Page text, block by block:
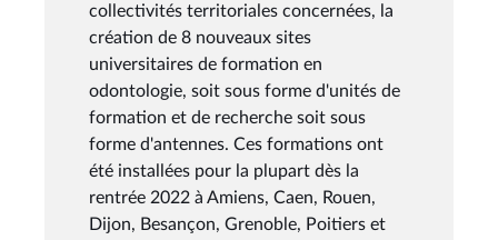
collectivités territoriales concernées, la
création de 8 nouveaux sites
universitaires de formation en
odontologie, soit sous forme d'unités de
formation et de recherche soit sous
forme d'antennes. Ces formations ont
été installées pour la plupart dès la
rentrée 2022 à Amiens, Caen, Rouen,
Dijon, Besançon, Grenoble, Poitiers et